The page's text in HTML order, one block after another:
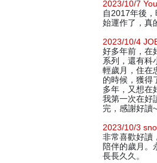
2023/10/7
自2017年後
始運作了，真
2023/10/4
好多年前，在
系列，還有科
輕歲月，住在
的時候，獲得
多年，又想在
我第一次在好
完，感謝好讀~
2023/10/3
非常喜歡好讀
陪伴的歲月。
長長久久。